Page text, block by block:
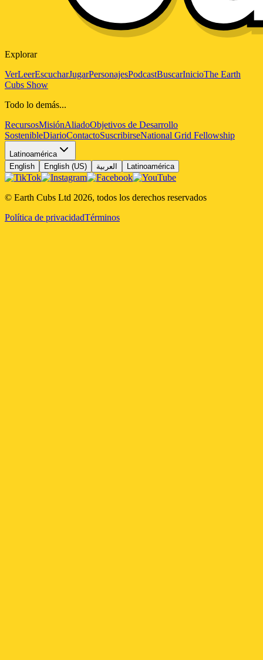
Explorar
VerLeerEscucharJugarPersonajesPodcastBuscarInicioThe Earth
Cubs Show
Todo lo demás...
RecursosMisiónAliadoObjetivos de Desarrollo
SostenibleDiarioContactoSuscribirseNational Grid Fellowship
Latinoamérica
English
English (US) العربية Latinoamérica
© Earth Cubs Ltd 2026, todos los derechos reservados
Política de privacidadTérminos